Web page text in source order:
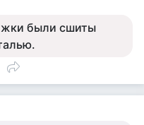
были сшиты